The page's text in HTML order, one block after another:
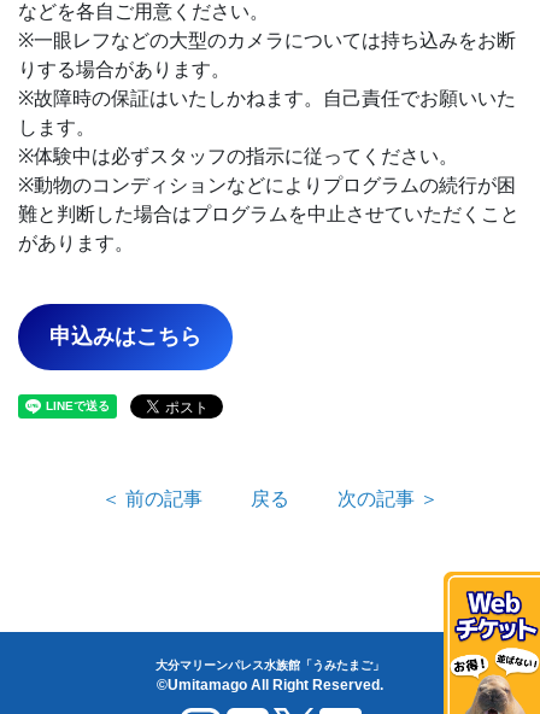
などを各自ご用意ください。
※一眼レフなどの大型のカメラについては持ち込みをお断
りする場合があります。
※故障時の保証はいたしかねます。自己責任でお願いいた
します。
※体験中は必ずスタッフの指示に従ってください。
※動物のコンディションなどによりプログラムの続行が困
難と判断した場合はプログラムを中止させていただくこと
があります。
申込みはこちら
＜ 前の記事 戻る 次の記事 ＞
大分マリーンパレス水族館「うみたまご」
©Umitamago All Right Reserved.